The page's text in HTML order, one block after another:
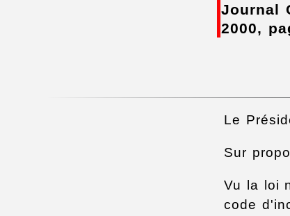
Journal
2000,
Le
Sur
Vu la loi
code